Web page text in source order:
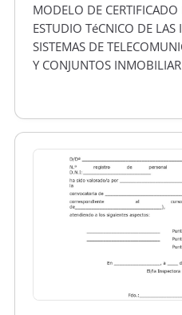
MODELO DE
ESTUDIO TéCNICO DE LAS
SISTEMAS DE
Y CONJUNTOS
ampliﬁcación y
radiodifusión sonora y
acceso a…